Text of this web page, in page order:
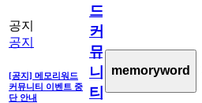
공지
공지
[공지] 메모리워드
커뮤니티 이벤트 중
단 안내
드
커
뮤
니
티
memoryword